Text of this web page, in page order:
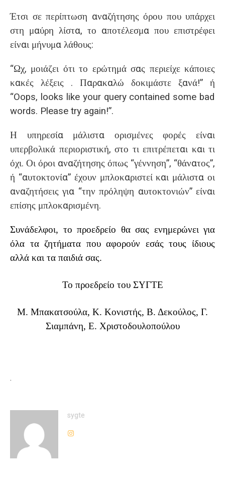
Έτσι σε περίπτωση αναζήτησης όρου που υπάρχει
στη μαύρη λίστα, το αποτέλεσμα που επιστρέφει
είναι μήνυμα λάθους:
“Ωχ, μοιάζει ότι το ερώτημά σας περιείχε κάποιες
κακές λέξεις . Παρακαλώ δοκιμάστε ξανά!” ή
“Oops, looks like your query contained some bad
words. Please try again!”.
Η υπηρεσία μάλιστα ορισμένες φορές είναι
υπερβολικά περιοριστική, στο τι επιτρέπεται και τι
όχι. Οι όροι αναζήτησης όπως “γέννηση”, “θάνατος”,
ή “αυτοκτονία” έχουν μπλοκαριστεί και μάλιστα οι
αναζητήσεις για “την πρόληψη αυτοκτονιών” είναι
επίσης μπλοκαρισμένη.
Συνάδελφοι, το προεδρείο θα σας ενημερώνει για
όλα τα ζητήματα που αφορούν εσάς τους ίδιους
αλλά και τα παιδιά σας.
Το προεδρείο του ΣΥΓΤΕ
Μ. Μπακατσούλα, Κ. Κονιστής, Β. Δεκούλος, Γ.
Σιαμπάνη, Ε. Χριστοδουλοπούλου
.
sygte